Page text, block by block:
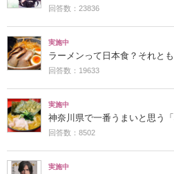
回答数：23836
実施中
ラーメンって日本食？それと
回答数：19633
実施中
神奈川県で一番うまいと思う
回答数：8502
実施中